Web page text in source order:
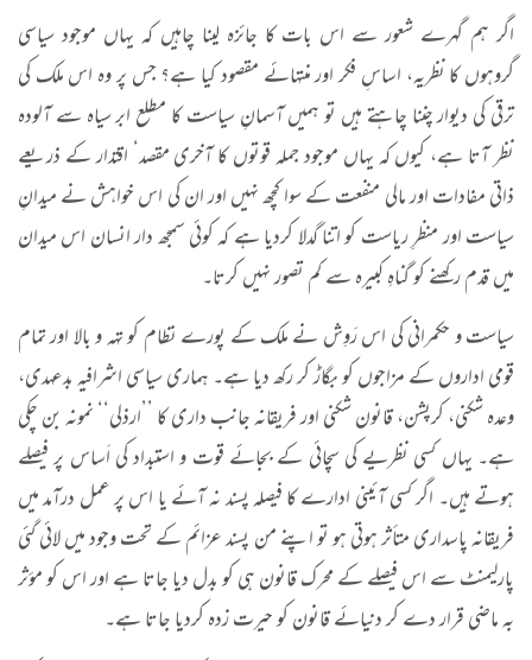
اگر ہم گہرے شعور سے اس بات کا جائزہ لینا چاہیں کہ یہاں موجود سیاسی
گروہوں کا نظریہ، اساسِ فکر اور منتہائے مقصود کیا ہے؟ جس پر وہ اس ملک کی
ترقی کی دیوار چننا چاہتے ہیں تو ہمیں آسمانِ سیاست کا مطلع ابر سیاہ سے آلودہ
نظر آتا ہے، کیوں کہ یہاں موجود جملہ قوتوں کا آخری مقصد‘ اقتدار کے ذریعے
ذاتی مفادات اور مالی منفعت کے سوا کچھ نہیں اور ان کی اس خواہش نے میدانِ
سیاست اور منظرِ ریاست کو اتنا گدلا کردیا ہے کہ کوئی سمجھ دار انسان اس میدان
میں قدم رکھنے کو گناہِ کبیرہ سے کم تصور نہیں کرتا۔
سیاست و حکمرانی کی اس رَوِش نے ملک کے پورے نظام کو تہہ و بالا اور تمام
قومی اداروں کے مزاجوں کو بگاڑ کر رکھ دیا ہے۔ ہماری سیاسی اشرافیہ بدعہدی،
وعدہ شکنی، کرپشن، قانون شکنی اور فریقانہ جانب داری کا ’’ارذلی‘‘ نمونہ بن چکی
ہے۔ یہاں کسی نظریے کی سچائی کے بجائے قوت و استبداد کی اَساس پر فیصلے
ہوتے ہیں۔ اگر کسی آئینی ادارے کا فیصلہ پسند نہ آئے یا اس پر عمل درآمد میں
فریقانہ پاسداری متأثر ہوتی ہو تو اپنے من پسند عزائم کے تحت وجود میں لائی گئی
پارلیمنٹ سے اس فیصلے کے محرک قانون ہی کو بدل دیا جاتا ہے اور اس کو مؤثر
بہ ماضی قرار دے کر دنیائے قانون کو حیرت زدہ کردیا جاتا ہے۔